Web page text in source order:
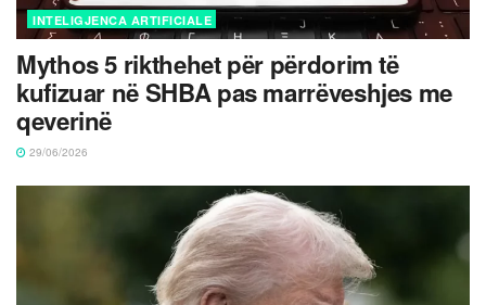
INTELIGJENCA ARTIFICIALE
Mythos 5 rikthehet për përdorim të
kufizuar në SHBA pas marrëveshjes me
qeverinë
29/06/2026